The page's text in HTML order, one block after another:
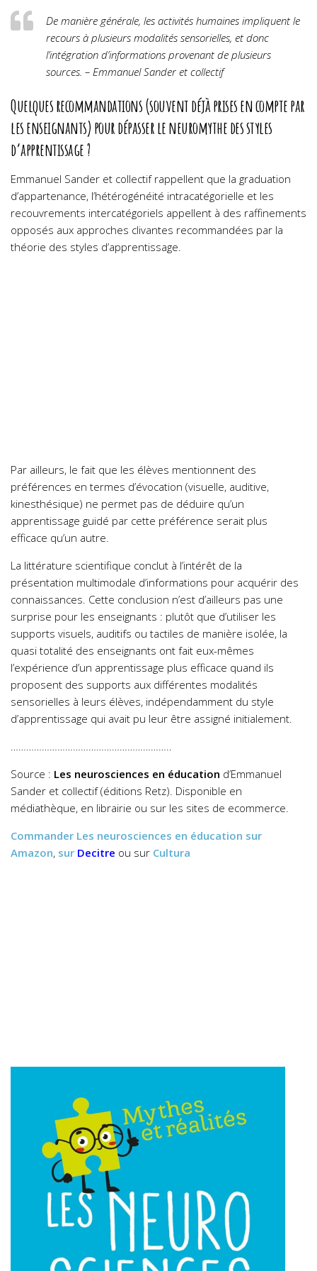
De manière générale, les activités humaines impliquent le
recours à plusieurs modalités sensorielles, et donc
l’intégration d’informations provenant de plusieurs
sources. – Emmanuel Sander et collectif
Quelques recommandations (souvent déjà prises en compte par
les enseignants) pour dépasser le neuromythe des styles
d’apprentissage ?
Emmanuel Sander et collectif rappellent que la graduation
d’appartenance, l’hétérogénéité intracatégorielle et les
recouvrements intercatégoriels appellent à des raffinements
opposés aux approches clivantes recommandées par la
théorie des styles d’apprentissage.
Par ailleurs, le fait que les élèves mentionnent des
préférences en termes d’évocation (visuelle, auditive,
kinesthésique) ne permet pas de déduire qu’un
apprentissage guidé par cette préférence serait plus
efficace qu’un autre.
La littérature scientifique conclut à l’intérêt de la
présentation multimodale d’informations pour acquérir des
connaissances. Cette conclusion n’est d’ailleurs pas une
surprise pour les enseignants : plutôt que d’utiliser les
supports visuels, auditifs ou tactiles de manière isolée, la
quasi totalité des enseignants ont fait eux-mêmes
l’expérience d’un apprentissage plus efficace quand ils
proposent des supports aux différentes modalités
sensorielles à leurs élèves, indépendamment du style
d’apprentissage qui avait pu leur être assigné initialement.
……………………………………………………..
Source : Les neurosciences en éducation d’Emmanuel
Sander et collectif (éditions Retz). Disponible en
médiathèque, en librairie ou sur les sites de ecommerce.
Commander Les neurosciences en éducation sur
Amazon, sur Decitre ou sur Cultura